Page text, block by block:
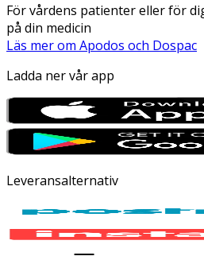
För vårdens patienter eller för
på din medicin
Läs mer om Apodos och Dospac
Ladda ner vår app
Leveransalternativ